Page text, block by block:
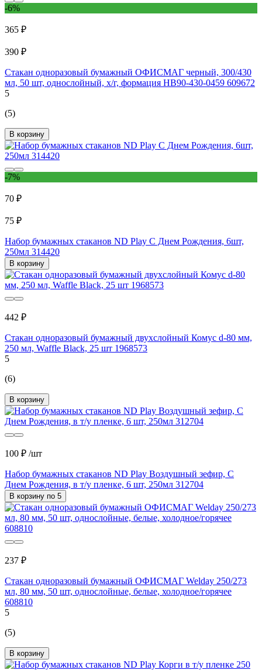
-6%
365 ₽
390 ₽
Стакан одноразовый бумажный ОФИСМАГ черный, 300/430
мл, 50 шт, однослойный, х/г, формация HB90-430-0459 609672
5
(5)
В корзину
-7%
70 ₽
75 ₽
Набор бумажных стаканов ND Play С Днем Рождения, 6шт,
250мл 314420
В корзину
442 ₽
Стакан одноразовый бумажный двухслойный Комус d-80 мм,
250 мл, Waffle Black, 25 шт 1968573
5
(6)
В корзину
100 ₽ /шт
Набор бумажных стаканов ND Play Воздушный зефир, С
Днем Рождения, в т/у пленке, 6 шт, 250мл 312704
В корзину по 5
237 ₽
Стакан одноразовый бумажный ОФИСМАГ Welday 250/273
мл, 80 мм, 50 шт, однослойные, белые, холодное/горячее
608810
5
(5)
В корзину